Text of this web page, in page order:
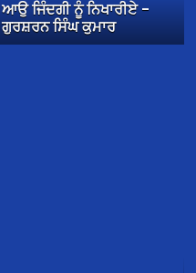
ਆਉ ਜਿੰਦਗੀ ਨੂੰ ਨਿਖਾਰੀਏ –
ਗੁਰਸ਼ਰਨ ਸਿੰਘ ਕੁਮਾਰ